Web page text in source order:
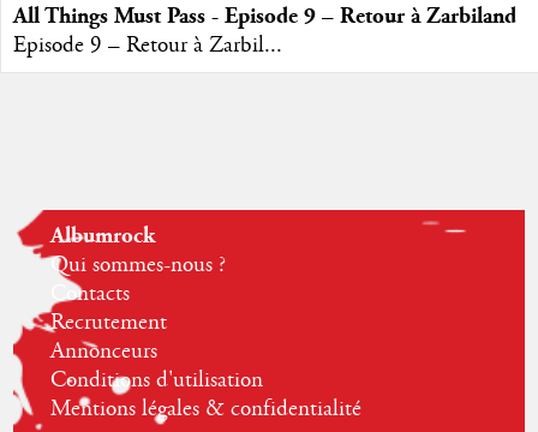
All Things Must Pass - Episode 9 – Retour à Zarbiland
Episode 9 – Retour à Zarbil...
Albumrock
Qui sommes-nous ?
Contacts
Recrutement
Annonceurs
Conditions d'utilisation
Mentions légales & confidentialité